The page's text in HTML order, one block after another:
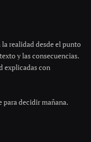
realidad desde el punto
y las consecuencias.
explicadas con
para decidir mañana.